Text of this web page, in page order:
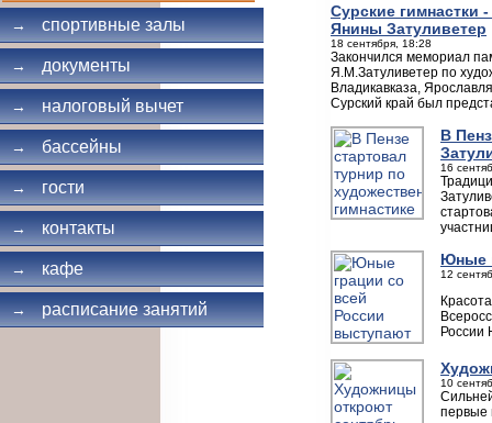
→ спортивные залы
→ документы
→ налоговый вычет
→ бассейны
→ гости
→ контакты
→ кафе
→ расписание занятий
Сурские гимнастки
Янины Затуливетер
18 сентября, 18:28
Закончился мемориал
Я.М.Затуливетер по
Владикавказа,
Сурский край был
В
16
Юные
12
России
10
первые